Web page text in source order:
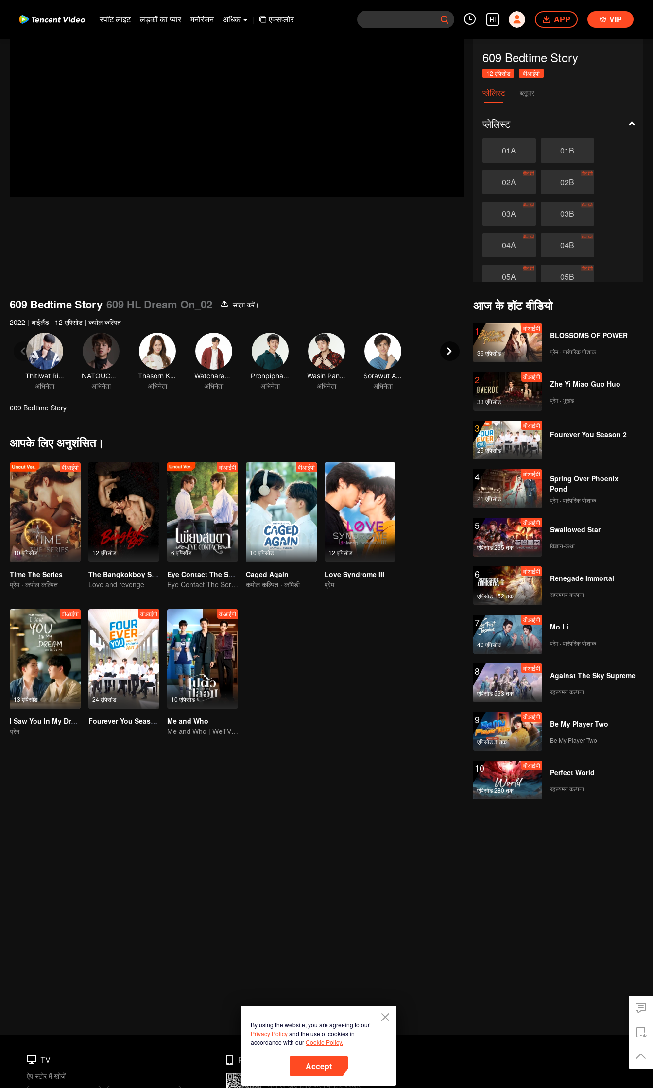
स्पॉट लाइट लड़कों का प्यार मनोरंजन अधिक | एक्सप्लोर HI APP VIP
609 Bedtime Story
12 एपिसोड वीआईपी
प्लेलिस्ट ब्लूपर
प्लेलिस्ट
01A 01B
02A
वीआईपी
02B
वीआईपी
03A
वीआईपी
03B
वीआईपी
04A
वीआईपी
04B
वीआईपी
05A
वीआईपी
05B
वीआईपी
06A
वीआईपी
07A
वीआईपी
07B
08A
वीआईपी
09A
वीआईपी
09B
10A
वीआईपी
10B
11A
वीआईपी
11B
609 Bedtime Story 609 HL Dream On_02
साझा करें।
2022 | थाईलैंड | 12 एपिसोड | कपोल कल्पित
Thitiwat Ritprasert
अभिनेता
NATOUCH SIRIPONGTHON
अभिनेता
Thasorn Klinnium
अभिनेता
Watcharayu Suradej
अभिनेता
Pronpiphat Pattanasettanon
अभिनेता
Wasin Panumaporn
अभिनेता
Sorawut Arunwattananunt
अभिनेता
609 Bedtime Story
आपके लिए अनुशंसित।
10 एपिसोड
वीआईपी
Time The Series
प्रेम · कपोल कल्पित
12 एपिसोड
The Bangkokboy Series
Love and revenge
6 एपिसोड
वीआईपी
Eye Contact The Series (Uncut Ver.)
Eye Contact The Series (Uncut Ver.)
10 एपिसोड
वीआईपी
Caged Again
कपोल कल्पित · कॉमेडी
12 एपिसोड
Love Syndrome III
प्रेम
13 एपिसोड
वीआईपी
I Saw You In My Dream
प्रेम
24 एपिसोड
वीआईपी
Fourever You Season 2
10 एपिसोड
वीआईपी
Me and Who
Me and Who | WeTV Original
आज के हॉट वीडियो
1
36 एपिसोड
वीआईपी
BLOSSOMS OF POWER
प्रेम · पारंपरिक पोशाक
2
33 एपिसोड
वीआईपी
Zhe Yi Miao Guo Huo
प्रेम · भूखंड
3
25 एपिसोड
वीआईपी
Fourever You Season 2
4
21 एपिसोड
वीआईपी
Spring Over Phoenix
Pond
प्रेम · पारंपरिक पोशाक
5
एपिसोड 235 तक
वीआईपी
Swallowed Star
विज्ञान-कथा
6
एपिसोड 152 तक
वीआईपी
Renegade Immortal
रहस्यमय कल्पना
7
40 एपिसोड
वीआईपी
Mo Li
प्रेम · पारंपरिक पोशाक
8
एपिसोड 533 तक
वीआईपी
Against The Sky Supreme
रहस्यमय कल्पना
9
एपिसोड 3 तक
वीआईपी
Be My Player Two
Be My Player Two
10
एपिसोड 280 तक
वीआईपी
Perfect World
रहस्यमय कल्पना
By using the website, you are agreeing to our
Privacy Policyand the use of cookies in
accordance with ourCookie Policy.
Accept
TV
ऐप स्टोर में खोजें
Phone
अभी ऐप डाउनलोड करने के लिए क्यूआर